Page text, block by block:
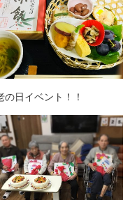
の日イベント！！